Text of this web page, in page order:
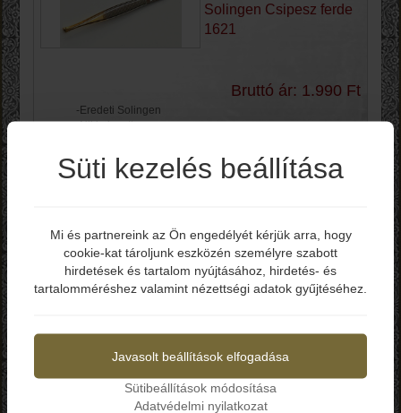
Solingen Csipesz ferde
1621
Bruttó ár: 1.990 Ft
-Eredeti Solingen
-Nikkelezett
Kosárba
Schwertloewen
Solingen Csipesz
egyenes 1620
Bruttó ár: 1.990 Ft
-Eredeti Solingen
Elmúltál már 18 éves?
Süti kezelés beállítása
Mi és partnereink az Ön engedélyét kérjük arra, hogy
cookie-kat tároljunk eszközén személyre szabott
hirdetések és tartalom nyújtásához, hirdetés- és
tartalomméréshez valamint nézettségi adatok gyűjtéséhez.
Javasolt beállítások elfogadása
Sütibeállítások módosítása
Adatvédelmi nyilatkozat